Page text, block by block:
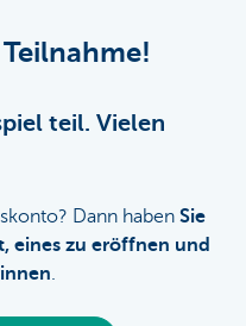
teil. Vielen
Dann haben Sie
eines zu eröffnen und
.